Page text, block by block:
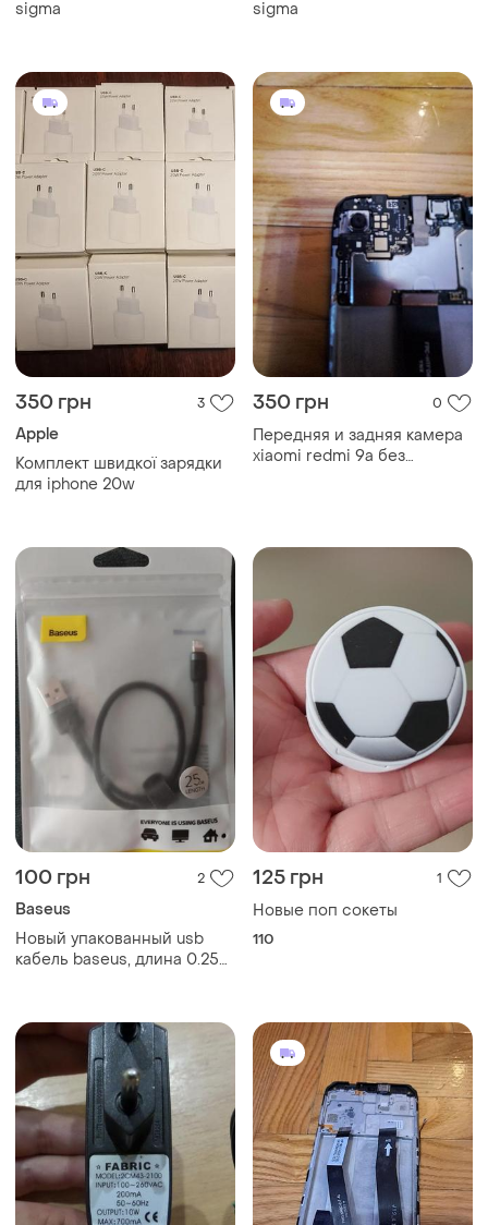
sigma sigma
350 грн 3
Apple
Комплект швидкої зарядки
для iphone 20w
350 грн 0
Передняя и задняя камера
xiaomi redmi 9a без
100 грн 2
Baseus
Новый упакованный usb
кабель baseus, длина 0.25
125 грн 1
Новые поп сокеты
110